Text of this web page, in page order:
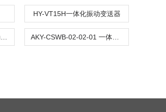
HY-VT15H一体化振动变送器